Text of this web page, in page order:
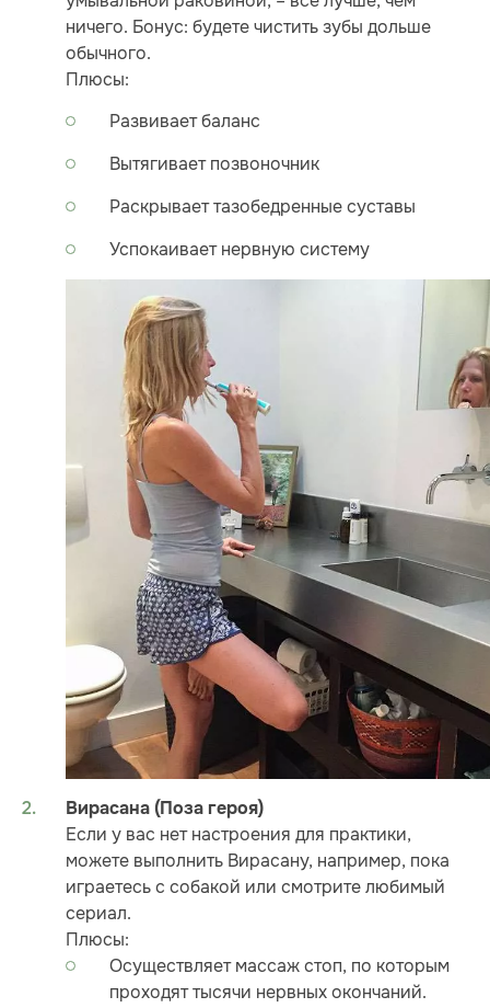
ничего. Бонус: будете чистить зубы дольше
обычного.
Плюсы:
Развивает баланс
Вытягивает позвоночник
Раскрывает тазобедренные суставы
Успокаивает нервную систему
Вирасана (Поза героя)
Если у вас нет настроения для практики,
можете выполнить Вирасану, например, пока
играетесь с собакой или смотрите любимый
сериал.
Плюсы:
Осуществляет массаж стоп, по которым
проходят тысячи нервных окончаний.